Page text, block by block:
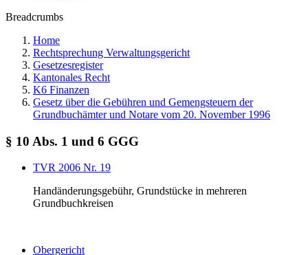
Breadcrumbs
Home
Rechtsprechung Verwaltungsgericht
Gesetzesregister
Kantonales Recht
K6 Finanzen
Gesetz über die Gebühren und Gemengsteuern der
Grundbuchämter und Notare vom 20. November 1996
§ 10 Abs. 1 und 6 GGG
TVR 2006 Nr. 19
Handänderungsgebühr, Grundstücke in mehreren
Grundbuchkreisen
Obergericht